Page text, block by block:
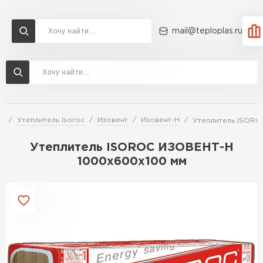
mail@teploplas.ru
Утеплитель Isoroc Изовент Изовент-Н Утеплитель
Утеплитель ISOROC ИЗОВЕНТ-Н
1000х600х100 мм
Доставка и оплата
Утеплитель Ветонит
Утеплитель Технониколь
Утеплитель Rockwool